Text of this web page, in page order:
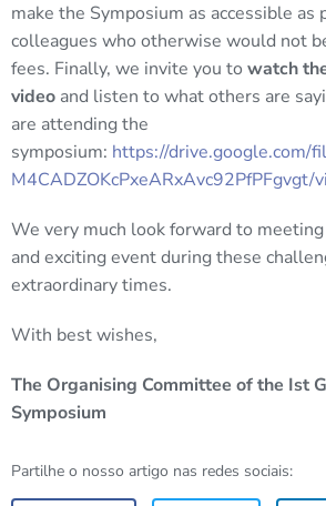
make the Symposium as accessible as
colleagues who otherwise would not
fees. Finally, we invite you to watch
video and listen to what others are
are attending the
symposium: https://drive.google.com/
M4CADZOKcPxeARxAvc92PfPFgvgt/
We very much look forward to
and exciting event during these
extraordinary times.
With best wishes,
The Organising Committee of the Ist
Symposium
Partilhe o nosso artigo nas redes sociais: